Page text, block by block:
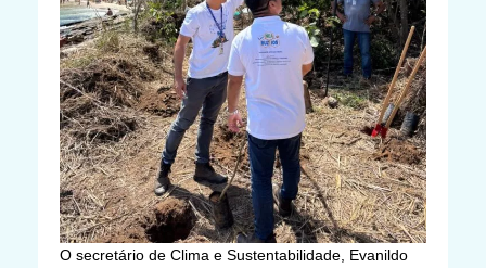
O secretário de Clima e Sustentabilidade, Evanildo